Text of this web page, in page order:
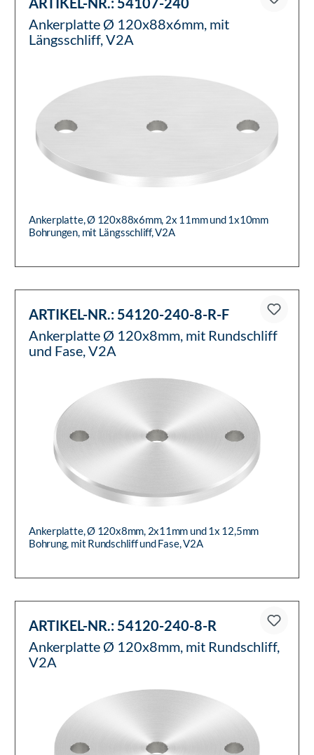
Ankerplatte Ø 120x88x6mm, mit
Längsschliff, V2A
Ankerplatte, Ø 120x88x6mm, 2x 11mm und 1x10mm
Bohrungen, mit Längsschliff, V2A
ARTIKEL-NR.: 54120-240-8-R-F
Ankerplatte Ø 120x8mm, mit Rundschliff
und Fase, V2A
Ankerplatte, Ø 120x8mm, 2x11mm und 1x 12,5mm
Bohrung, mit Rundschliff und Fase, V2A
ARTIKEL-NR.: 54120-240-8-R
Ankerplatte Ø 120x8mm, mit Rundschliff,
V2A